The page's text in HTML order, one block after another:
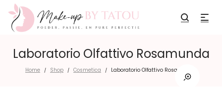
Laboratorio Olfattivo Rosamunda
Home / Shop / Cosmetica / Laboratorio Olfattivo Rosamunda